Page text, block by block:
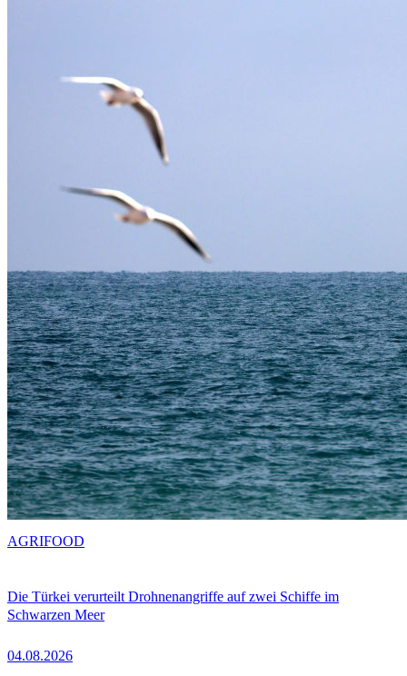
Die Türkei verurteilt Drohnenangriffe auf zwei Schiffe im
Schwarzen Meer
04.08.2026
AGRIFOOD